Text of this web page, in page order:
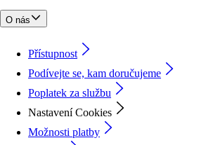
O nás
Přístupnost
Podívejte se, kam doručujeme
Poplatek za službu
Nastavení Cookies
Možnosti platby